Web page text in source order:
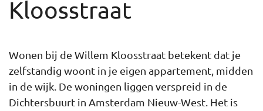
Kloosstraat
Wonen bij de Willem Kloosstraat betekent dat je
zelfstandig woont in je eigen appartement, midden
in de wijk. De woningen liggen verspreid in de
Dichtersbuurt in Amsterdam Nieuw-West. Het is